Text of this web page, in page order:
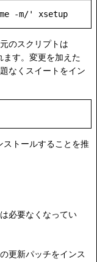
のスクリプトは
ます。変更を加えた
なくスイートをイン
ストールすることを推
必要なくなってい
更新パッチをインス